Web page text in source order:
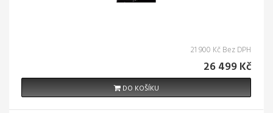
21 900 Kč Bez DPH
26 499 Kč
DO KOŠÍKU